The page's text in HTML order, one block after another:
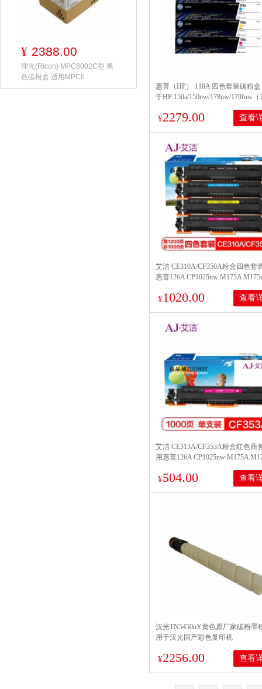
¥ 2388.00
理光(Ricoh) MPC8002C型 黑
色碳粉盒 适用MPC6
惠普（HP） 118A 四色套装碳粉
于HP 150a/150nw/178nw/179fnw
¥2279.00 查看
艾洁 CE310A/CF350A粉盒四色套
惠普126A CP1025nw M175A
¥1020.00 查看
艾洁 CE313A/CF353A粉盒红色商
用惠普126A CP1025nw M175A
¥504.00 查看
汉光TN5450nY黄色原厂家碳粉墨
用于汉光国产彩色复印机
¥2256.00 查看